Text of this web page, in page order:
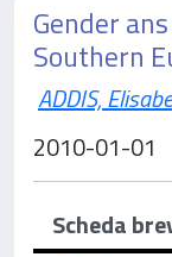
Gender
Southern
ADDIS,
2010-01-01
Scheda